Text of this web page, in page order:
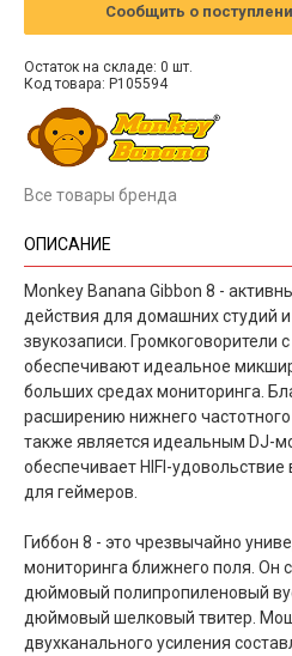
Сообщить о
Остаток на складе: 0 шт.
Код товара: P105594
Все товары бренда
ОПИСАНИЕ
Monkey Banana Gibbon 8 -
действия для домашних студий
звукозаписи. Громкоговорители
обеспечивают идеальное
больших средах мониторинга.
расширению нижнего
также является идеальным DJ-
обеспечивает HIFI-
для геймеров.
Гиббон ​​8 - это чрезвычайно
мониторинга ближнего поля. Он
дюймовый полипропиленовый
дюймовый шелковый твитер.
двухканального усиления